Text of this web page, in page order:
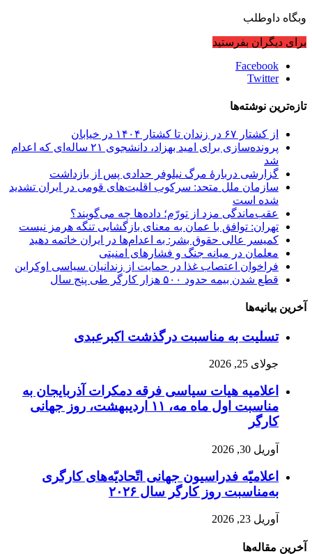
وبگاه داوطلب
برای دیگران بفرستید
Facebook
Twitter
تازه‌ترین نوشته‌ها
از کشتار ۶۷ در زندان تا کشتار ۱۴۰۴ در خیابان
پرونده‌سازی برای امید بهزاد، دانشجوی ۲۱ ساله‌ای که اعدام
شد
گزارشی دربارهٔ مرگ نیلوفر حدادی پس از بازداشت
سازمان ملل متحد: سرکوب اقلیت‌های قومی در ایران تشدید
شده است
عقب‌ماندگی مزد از تورّم؛ داده‌ها چه می‌گویند؟
تهران: توافق با عمان به معنای بازگشایی تنگه هرمز نیست
کمیسر عالی حقوق بشر: به اعدام‌ها در ایران خاتمه دهید
معلمان در میانه جنگ و فشارهای امنیتی
فراخوان اعتصاب غذا در حمایت از زندانیان سیاسی اوکراین
قطع شدن بیمه حدود ۵۰۰ هزار کارگر طی پنج سال
آخرین بیانیه‌ها
تسلیت به مناسبت درگذشت اکبرعبدی
جولای 25, 2026
اعلامیه هیات سیاسی فرقه دمکرات آذربایجان به
مناسبت اول ماه مه، ۱۱ اردیبهشت، روز جهانی
کارگر
آوریل 30, 2026
اعلامیّه فدراسیون جهانی اتّحادیّه‌های کارگری
به‌مناسبت روز کارگر سال ۲۰۲۶
آوریل 23, 2026
آخرین مقاله‌ها